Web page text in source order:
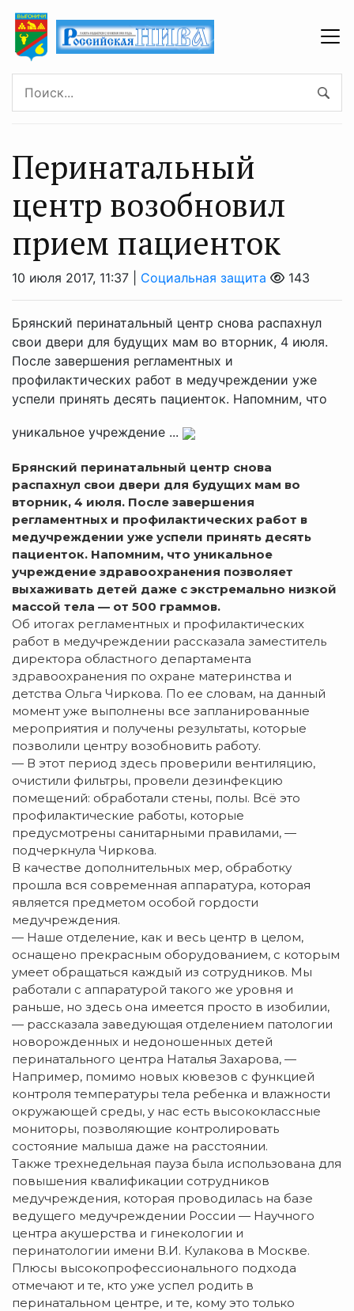
Перинатальный
центр возобновил
прием пациенток
10 июля 2017, 11:37 | Социальная защита 143
Брянский перинатальный центр снова распахнул
свои двери для будущих мам во вторник, 4 июля.
После завершения регламентных и
профилактических работ в медучреждении уже
успели принять десять пациенток. Напомним, что
уникальное учреждение ...
Брянский перинатальный центр снова
распахнул свои двери для будущих мам во
вторник, 4 июля. После завершения
регламентных и профилактических работ в
медучреждении уже успели принять десять
пациенток. Напомним, что уникальное
учреждение здравоохранения позволяет
выхаживать детей даже с экстремально низкой
массой тела — от 500 граммов.
Об итогах регламентных и профилактических
работ в медучреждении рассказала заместитель
директора областного департамента
здравоохранения по охране материнства и
детства Ольга Чиркова. По ее словам, на данный
момент уже выполнены все запланированные
мероприятия и получены результаты, которые
позволили центру возобновить работу.
— В этот период здесь проверили вентиляцию,
очистили фильтры, провели дезинфекцию
помещений: обработали стены, полы. Всё это
профилактические работы, которые
предусмотрены санитарными правилами, —
подчеркнула Чиркова.
В качестве дополнительных мер, обработку
прошла вся современная аппаратура, которая
является предметом особой гордости
медучреждения.
— Наше отделение, как и весь центр в целом,
оснащено прекрасным оборудованием, с которым
умеет обращаться каждый из сотрудников. Мы
работали с аппаратурой такого же уровня и
раньше, но здесь она имеется просто в изобилии,
— рассказала заведующая отделением патологии
новорожденных и недоношенных детей
перинатального центра Наталья Захарова, —
Например, помимо новых кювезов с функцией
контроля температуры тела ребенка и влажности
окружающей среды, у нас есть высококлассные
мониторы, позволяющие контролировать
состояние малыша даже на расстоянии.
Также трехнедельная пауза была использована для
повышения квалификации сотрудников
медучреждения, которая проводилась на базе
ведущего медучреждении России — Научного
центра акушерства и гинекологии и
перинатологии имени В.И. Кулакова в Москве.
Плюсы высокопрофессионального подхода
отмечают и те, кто уже успел родить в
перинатальном центре, и те, кому это только